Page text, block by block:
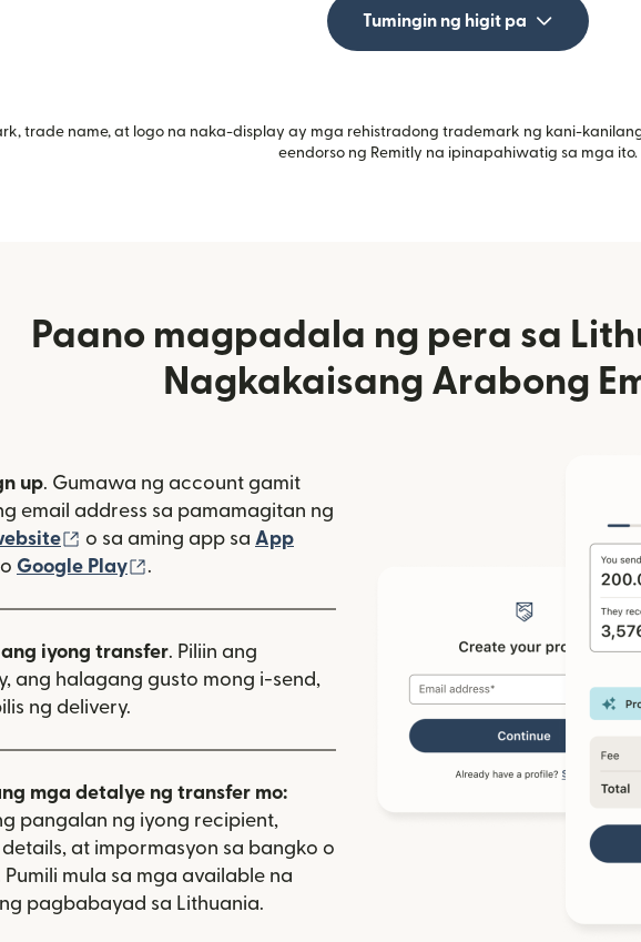
Tumingin ng higit pa
trade name, at logo na naka-display ay mga rehistradong trademark ng kani-
eendorso ng Remitly na ipinapahiwatig sa mga ito.
Paano magpadala ng pera sa
Nagkakaisang Arabong
up. Gumawa ng account gamit
email address sa pamamagitan ng
(bubukas sa bagong window)
o sa aming app sa App
(bubukas sa bagong window)
o Google Play .
ang iyong transfer. Piliin ang
ang halagang gusto mong i-send,
ng delivery.
mga detalye ng transfer mo:
pangalan ng iyong recipient,
at impormasyon sa bangko o
mula sa mga available na
pagbabayad sa Lithuania.